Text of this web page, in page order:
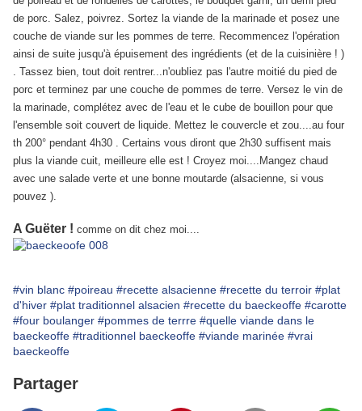
de porc. Salez, poivrez. Sortez la viande de la marinade et posez une
couche de viande sur les pommes de terre. Recommencez l'opération
ainsi de suite jusqu'à épuisement des ingrédients (et de la cuisinière ! )
. Tassez bien, tout doit rentrer...n'oubliez pas l'autre moitié du pied de
porc et terminez par une couche de pommes de terre. Versez le vin de
la marinade, complétez avec de l'eau et le cube de bouillon pour que
l'ensemble soit couvert de liquide. Mettez le couvercle et zou....au four
th 200° pendant 4h30 . Certains vous diront que 2h30 suffisent mais
plus la viande cuit, meilleure elle est ! Croyez moi....Mangez chaud
avec une salade verte et une bonne moutarde (alsacienne, si vous
pouvez ).
A Guëter ! comme on dit chez moi....
#vin blanc #poireau #recette alsacienne #recette du terroir #plat
d'hiver #plat traditionnel alsacien #recette du baeckeoffe #carotte
#four boulanger #pommes de terrre #quelle viande dans le
baeckeoffe #traditionnel baeckeoffe #viande marinée #vrai
baeckeoffe
Partager